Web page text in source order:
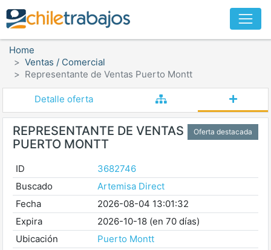
Home
Ventas / Comercial
Representante de Ventas Puerto Montt
Detalle oferta
Oferta destacada
REPRESENTANTE DE VENTAS
PUERTO MONTT
ID
3682746
Buscado
Artemisa Direct
Fecha
2026-08-04 13:01:32
Expira
2026-10-18 (en 70 días)
Ubicación
Puerto Montt